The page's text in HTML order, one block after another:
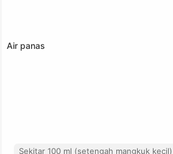
Air panas
Sekitar 100 ml (setengah mangkuk kecil)